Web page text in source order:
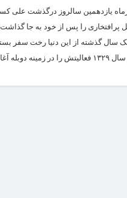
یازدهمین سالروز درگذشت علی
پرافتخاری را پس از خود به جا
سرپرست گویندگان، فیلم «شاهزاده‌...